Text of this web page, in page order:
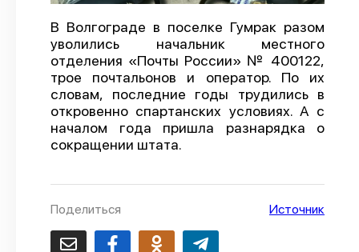
Политика конфиденциальности
В Волгограде в поселке Гумрак разом
уволились начальник местного
отделения «Почты России» № 400122,
трое почтальонов и оператор. По их
словам, последние годы трудились в
откровенно спартанских условиях. А с
началом года пришла разнарядка о
сокращении штата.
Поделиться Источник